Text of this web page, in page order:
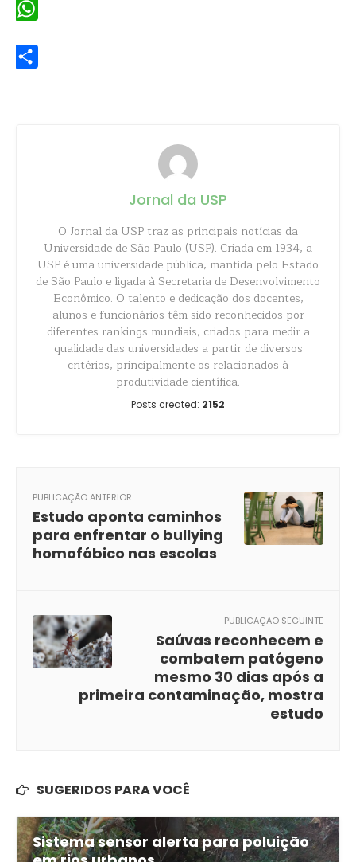
Jornal da USP
O Jornal da USP traz as principais notícias da
Universidade de São Paulo (USP). Criada em 1934, a
USP é uma universidade pública, mantida pelo Estado
de São Paulo e ligada à Secretaria de Desenvolvimento
Econômico. O talento e dedicação dos docentes,
alunos e funcionários têm sido reconhecidos por
diferentes rankings mundiais, criados para medir a
qualidade das universidades a partir de diversos
critérios, principalmente os relacionados à
produtividade científica.
Posts created: 2152
PUBLICAÇÃO ANTERIOR
Estudo aponta caminhos
para enfrentar o bullying
homofóbico nas escolas
PUBLICAÇÃO SEGUINTE
Saúvas reconhecem e
combatem patógeno
mesmo 30 dias após a
primeira contaminação, mostra
estudo
SUGERIDOS PARA VOCÊ
Sistema sensor alerta para poluição